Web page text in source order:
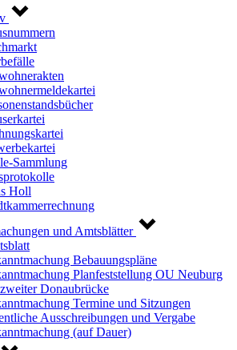
Sammlung
Holl
und Amtsblätter
Bebauungspläne
Planfeststellung OU Neuburg
Donaubrücke
Termine und Sitzungen
Ausschreibungen und Vergabe
(auf Dauer)